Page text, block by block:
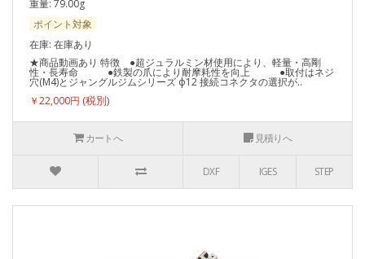
重量: 79.00g
ポイント対象
在庫: 在庫あり
★商品動画あり 特徴 ●超ジュラルミン材使用により、軽量・高剛
性・長寿命 ●鉄製の爪により耐摩耗性を向上 ●取付はネジ
穴(M4)とジャングルジムシリーズ ф12 接続コネクタの選択が..
￥22,000円
カートへ 見積りへ
DXF IGES STEP